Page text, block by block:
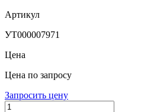
Артикул
УТ000007971
Цена
Цена по запросу
Запросить цену